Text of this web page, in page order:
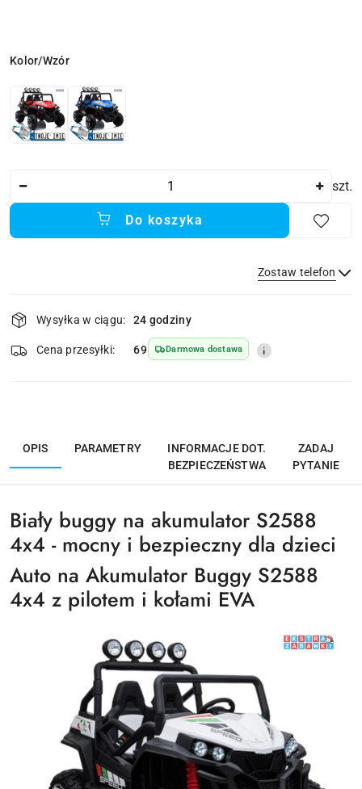
Wariant
Kolor/Wzór
szt.
Do koszyka
Zostaw telefon
Wyślij
Dostępność
i
dostawa
Wysyłka w ciągu: 24 godziny
Cena przesyłki: 69 Darmowa dostawa
OPIS PARAMETRY
INFORMACJE DOT.
BEZPIECZEŃSTWA
ZADAJ
PYTANIE
Biały buggy na akumulator S2588
4x4 - mocny i bezpieczny dla dzieci
Auto na Akumulator Buggy S2588
4x4 z pilotem i kołami EVA